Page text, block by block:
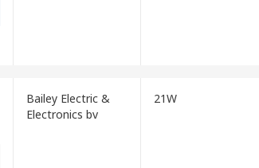
Bailey Electric &
Electronics bv
21W